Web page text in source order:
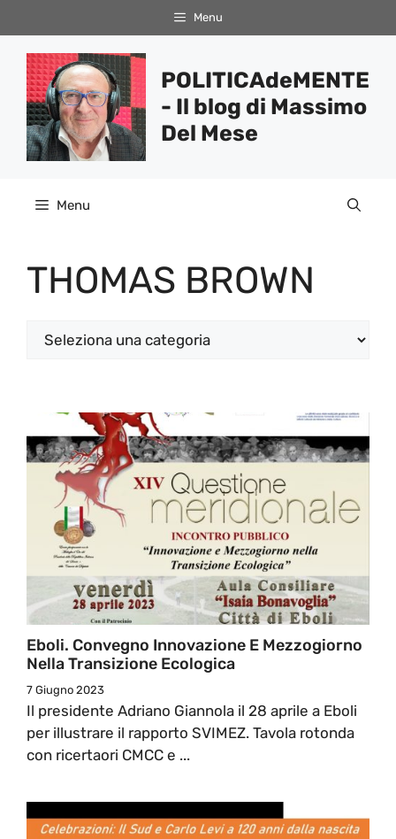
al
contenuto
Menu
POLITICAdeMENTE
- Il blog di Massimo
Del Mese
Menu
THOMAS BROWN
Categorie
Eboli. Convegno Innovazione E Mezzogiorno
Nella Transizione Ecologica
7 Giugno 2023
Il presidente Adriano Giannola il 28 aprile a Eboli
per illustrare il rapporto SVIMEZ. Tavola rotonda
con ricertaori CMCC e ...